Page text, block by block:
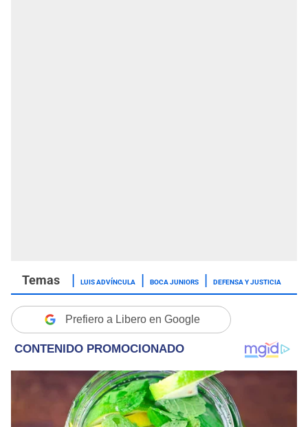
LUIS ADVÍNCULA BOCA JUNIORS DEFENSA Y JUSTICIA
Prefiero a Libero en Google